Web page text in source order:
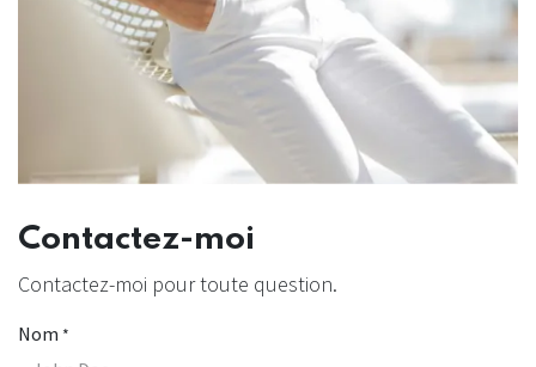
Contactez-moi
Contactez-moi pour toute question.
Nom *